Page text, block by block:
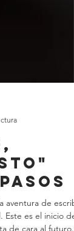
aventura de